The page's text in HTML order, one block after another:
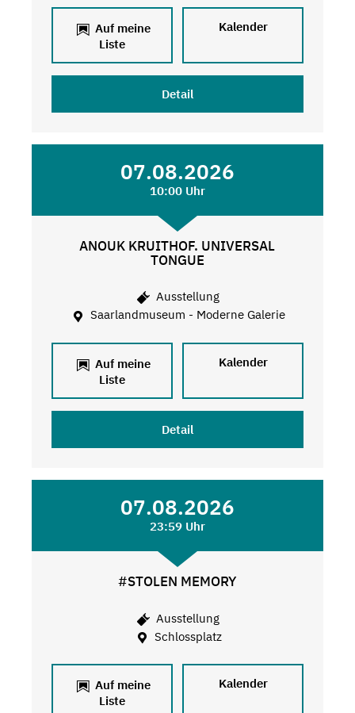
Auf meine
Liste
Kalender
Detail
07.08.2026
10:00 Uhr
ANOUK KRUITHOF. UNIVERSAL
TONGUE
Ausstellung
Saarlandmuseum - Moderne Galerie
Auf meine
Liste
Kalender
Detail
07.08.2026
23:59 Uhr
#STOLEN MEMORY
Ausstellung
Schlossplatz
Auf meine
Liste
Kalender